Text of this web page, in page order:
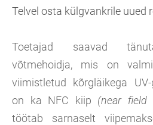
Telvel osta külgvankrile uued
Toetajad saavad
võtmehoidja, mis on
viimistletud kõrgläikega
on ka NFC kiip (near field
töötab sarnaselt